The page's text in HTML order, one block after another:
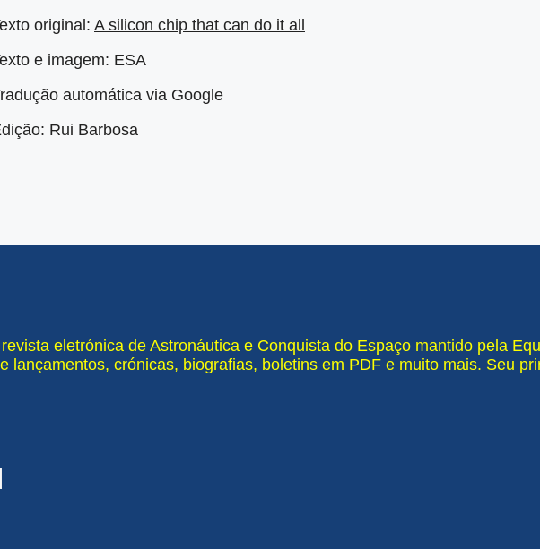
original: A silicon chip that can do it all
e imagem: ESA
automática via Google
Rui Barbosa
eletrónica de Astronáutica e Conquista do Espaço mantido pela
lançamentos, crónicas, biografias, boletins em PDF e muito mais. Seu